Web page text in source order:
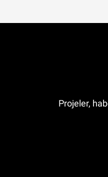
Projeler,